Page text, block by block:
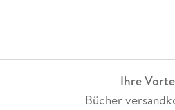
Ihre
Bücher